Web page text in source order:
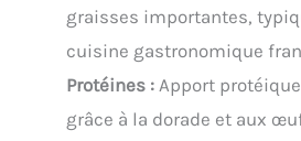
graisses importantes,
cuisine gastronomique
Protéines : Apport
grâce à la dorade et aux